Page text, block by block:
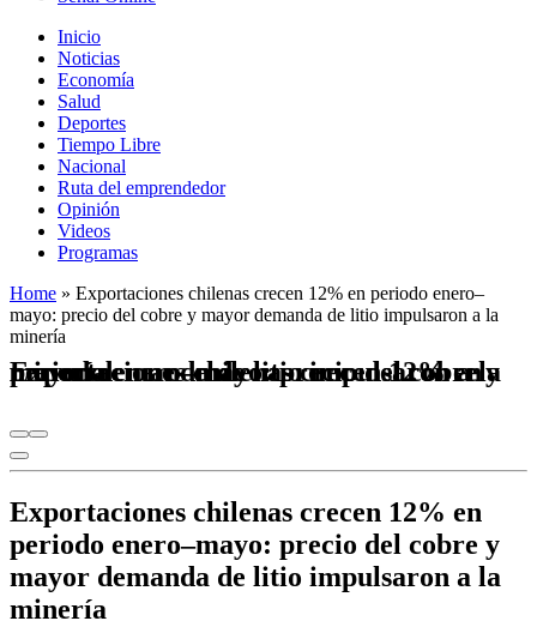
Inicio
Noticias
Economía
Salud
Deportes
Tiempo Libre
Nacional
Ruta del emprendedor
Opinión
Videos
Programas
Home » Exportaciones chilenas crecen 12% en periodo enero–
mayo: precio del cobre y mayor demanda de litio impulsaron a la
minería
Exportaciones chilenas crecen 12% en periodo enero–mayo: precio del cobre y mayor demanda de litio impulsaron a la minería
Exportaciones chilenas crecen 12% en
periodo enero–mayo: precio del cobre y
mayor demanda de litio impulsaron a la
minería